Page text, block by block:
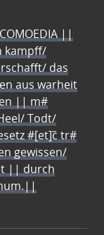
||
kampff/
das
aus warheit
|| m#
Todt/
#[et]c̃ tr#
gewissen/
|| durch